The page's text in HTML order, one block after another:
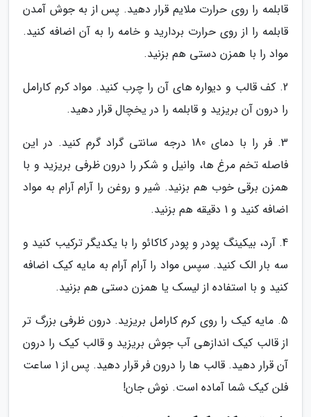
قابلمه را روی حرارت ملایم قرار دهید. پس از به جوش آمدن
قابلمه را از روی حرارت بردارید و خامه را به آن اضافه کنید.
مواد را با همزن دستی هم بزنید.
2. کف قالب و دیواره های آن را چرب کنید. مواد کرم کارامل
را درون آن بریزید و قابلمه را در یخچال قرار دهید.
3. فر را با دمای 180 درجه سانتی گراد گرم کنید. در این
فاصله تخم مرغ ها، وانیل و شکر را درون ظرفی بریزید و با
همزن برقی خوب هم بزنید. شیر و روغن را آرام آرام به مواد
اضافه کنید و 1 دقیقه هم بزنید.
4. آرد، بیکینگ پودر و پودر کاکائو را با یکدیگر ترکیب کنید و
سه بار الک کنید. سپس مواد را آرام آرام به مایه کیک اضافه
کنید و با استفاده از لیسک یا همزن دستی هم بزنید.
5. مایه کیک را روی کرم کارامل بریزید. درون ظرفی بزرگ تر
از قالب کیک اندازهی آب جوش بریزید و قالب کیک را درون
آن قرار دهید. قالب ها را درون فر قرار دهید. پس از 1 ساعت
فلن کیک شما آماده است. نوش جان!